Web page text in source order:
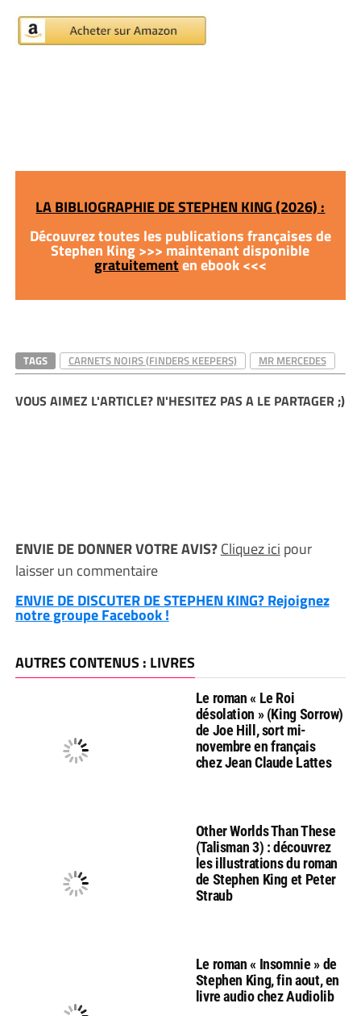
LA BIBLIOGRAPHIE DE STEPHEN KING (2026) :
Découvrez toutes les publications françaises de
Stephen King >>> maintenant disponible
gratuitementen ebook <<<
TAGS CARNETS NOIRS (FINDERS KEEPERS) MR MERCEDES
VOUS AIMEZ L'ARTICLE? N'HESITEZ PAS A LE PARTAGER ;)
ENVIE DE DONNER VOTRE AVIS?Cliquez ici pour
laisser un commentaire
ENVIE DE DISCUTER DE STEPHEN KING? Rejoignez
notre groupe Facebook !
AUTRES CONTENUS : LIVRES
Le roman « Le Roi
désolation » (King Sorrow)
de Joe Hill, sort mi-
novembre en français
chez Jean Claude Lattes
Other Worlds Than These
(Talisman 3) : découvrez
les illustrations du roman
de Stephen King et Peter
Straub
Le roman « Insomnie » de
Stephen King, fin aout, en
livre audio chez Audiolib